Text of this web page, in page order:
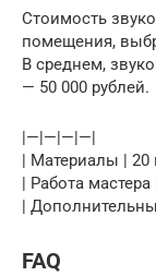
Стоимость
помещения,
В среднем,
— 50 000 рублей.
|—|—|—|—|
| Материалы | 20
| Работа
|
FAQ